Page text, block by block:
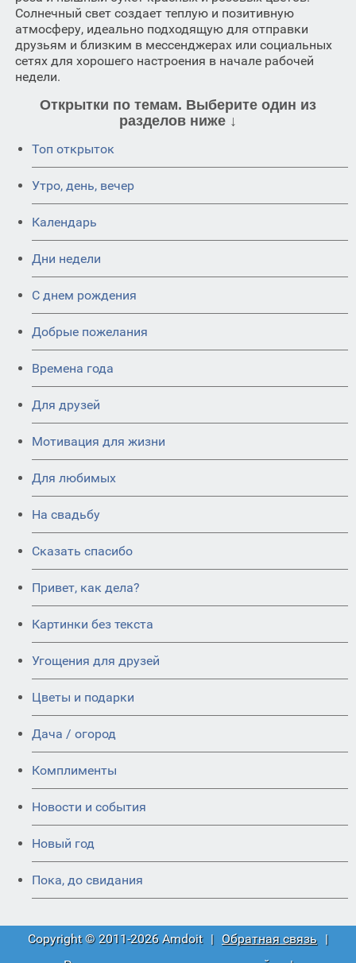
Солнечный свет создает теплую и позитивную
атмосферу, идеально подходящую для отправки
друзьям и близким в мессенджерах или социальных
сетях для хорошего настроения в начале рабочей
недели.
Открытки по темам. Выберите один из
разделов ниже ↓
Топ открыток
Утро, день, вечер
Календарь
Дни недели
C днем рождения
Добрые пожелания
Времена года
Для друзей
Мотивация для жизни
Для любимых
На свадьбу
Сказать спасибо
Привет, как дела?
Картинки без текста
Угощения для друзей
Цветы и подарки
Дача / огород
Комплименты
Новости и события
Новый год
Пока, до свидания
Copyright © 2011-2026 Amdoit | Обратная связь |